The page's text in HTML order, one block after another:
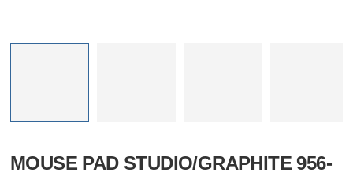
MOUSE PAD STUDIO/GRAPHITE 956-